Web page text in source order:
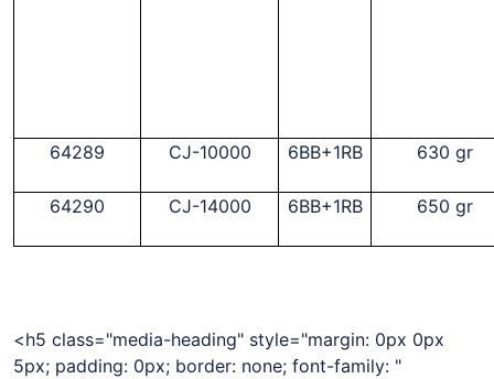
64289 CJ-10000 6BB+1RB 630 gr
64290 CJ-14000 6BB+1RB 650 gr
<h5 class="media-heading" style="margin: 0px 0px
5px; padding: 0px; border: none; font-family: "